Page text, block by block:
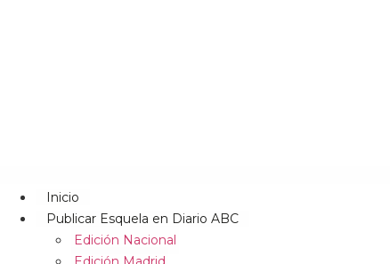
Inicio
Publicar Esquela en Diario ABC
Edición Nacional